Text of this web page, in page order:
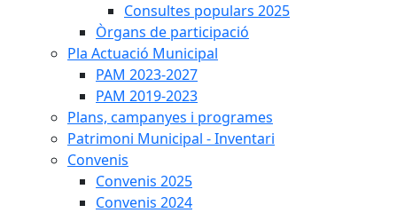
Consultes populars 2025
Òrgans de participació
Pla Actuació Municipal
PAM 2023-2027
PAM 2019-2023
Plans, campanyes i programes
Patrimoni Municipal - Inventari
Convenis
Convenis 2025
Convenis 2024